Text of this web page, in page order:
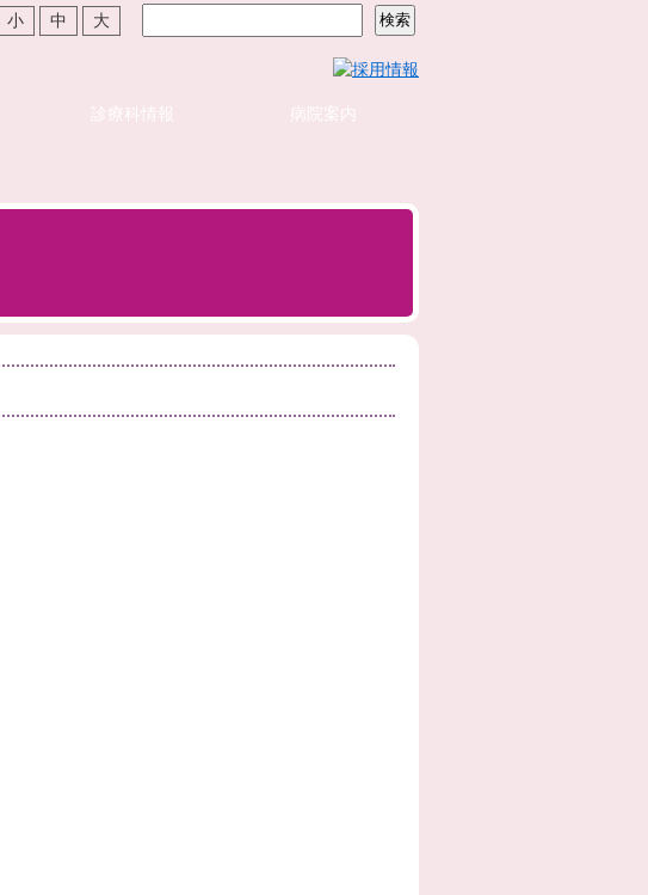
小 中 大
診療科情報 病院案内